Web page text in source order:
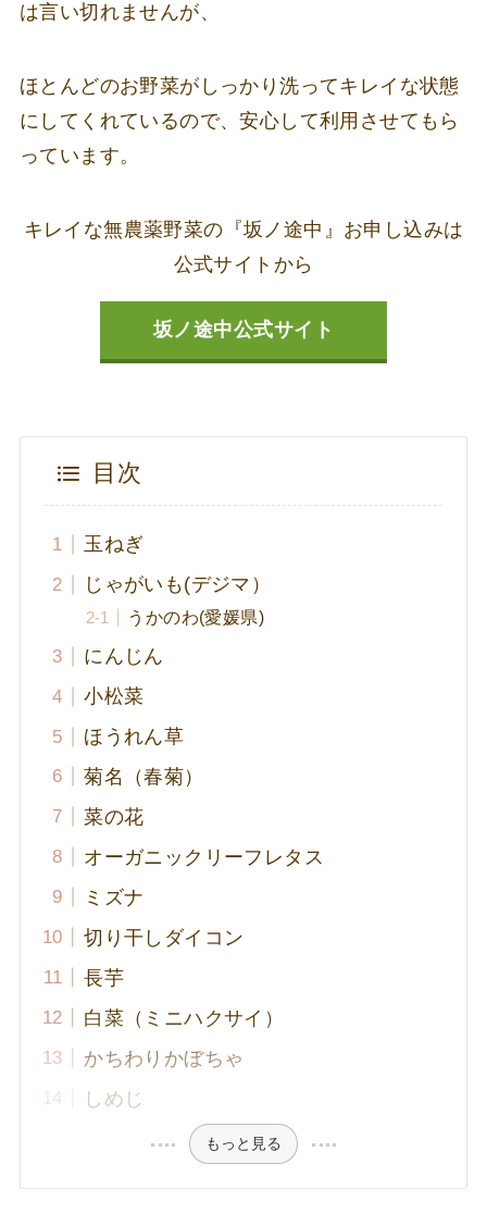
は言い切れませんが、
ほとんどのお野菜がしっかり洗ってキレイな状態
にしてくれているので、安心して利用させてもら
っています。
キレイな無農薬野菜の『坂ノ途中』お申し込みは
公式サイトから
坂ノ途中公式サイト
目次
玉ねぎ
じゃがいも(デジマ）
うかのわ(愛媛県)
にんじん
小松菜
ほうれん草
菊名（春菊）
菜の花
オーガニックリーフレタス
ミズナ
切り干しダイコン
長芋
白菜（ミニハクサイ）
かちわりかぼちゃ
しめじ
もっと見る